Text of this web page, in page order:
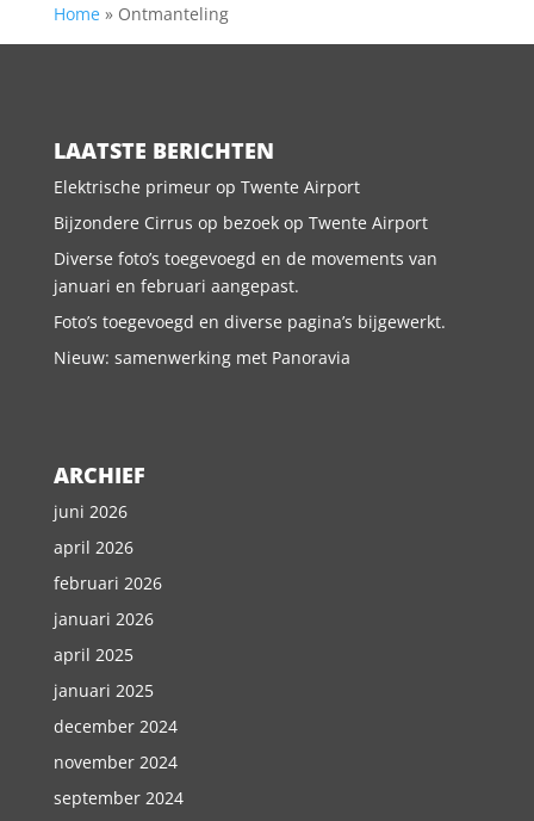
Home» Ontmanteling
LAATSTE BERICHTEN
Elektrische primeur op Twente Airport
Bijzondere Cirrus op bezoek op Twente Airport
Diverse foto’s toegevoegd en de movements van
januari en februari aangepast.
Foto’s toegevoegd en diverse pagina’s bijgewerkt.
Nieuw: samenwerking met Panoravia
ARCHIEF
juni 2026
april 2026
februari 2026
januari 2026
april 2025
januari 2025
december 2024
november 2024
september 2024